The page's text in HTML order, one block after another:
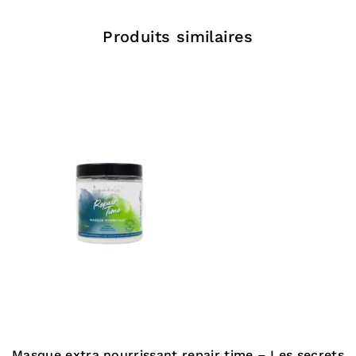
Faites des mouvements circulaires sur votre peau et
frottez délicatement vos cils et vos paupières.
Enfin, rincez avec un peu d’eau puis terminer en
Produits similaires